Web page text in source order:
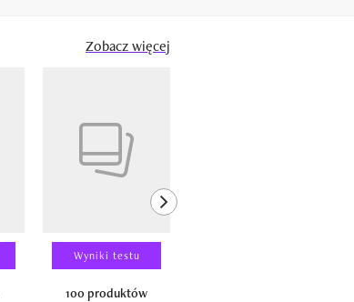
Zobacz więcej
Wyniki testu
100 produktów
next element